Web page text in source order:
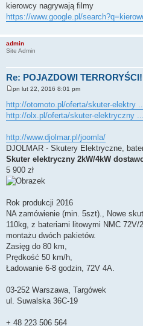
s
t
kierowcy nagrywają filmy
https://www.google.pl/
admin
Site Admin
Re: POJAZDOWI
P
o
s
t
pn lut 22, 2016 8:01 pm
http://otomoto.pl/oferta/skuter-elektry
http://olx.pl/oferta/skuter-elektryczny
http://www.djolmar.pl/joomla/
DJOLMAR - Skutery Elektryczne,
Skuter elektryczny 2kW/4kW
5 900 zł
Rok produkcji 2016
NA zamówienie (min. 5szt)., Nowe
110kg, z bateriami litowymi NMC
montażu dwóch pakietów.
Zasięg do 80 km,
Prędkość 50 km/h,
Ładowanie 6-8 godzin, 72V 4A.
03-252 Warszawa, Targówek
ul. Suwalska 36C-19
+ 48 223 506 564